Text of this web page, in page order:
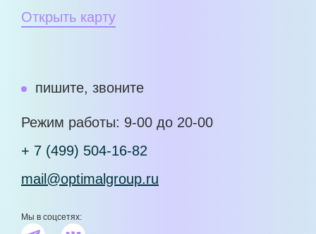
Открыть карту
пишите, звоните
Режим работы: 9-00 до 20-00
+ 7 (499) 504-16-82
mail@optimalgroup.ru
Мы в соцсетях: